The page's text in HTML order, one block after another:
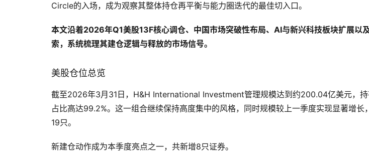
Circle的入场，成为观察其整体持仓再平衡与能力圈迭代的最佳切入口。
本文沿着2026年Q1美股13F核心调仓、中国市场突破性布局、AI与新兴科技板块扩展以
索，系统梳理其建仓逻辑与释放的市场信号。
美股仓位总览
截至2026年3月31日，H&H International Investment管理规模达到约200.04亿美元，
占比高达99.2%。这一组合继续保持高度集中的风格，同时规模较上一季度实现显著增长
19只。
新建仓动作成为本季度亮点之一，共新增8只证券。